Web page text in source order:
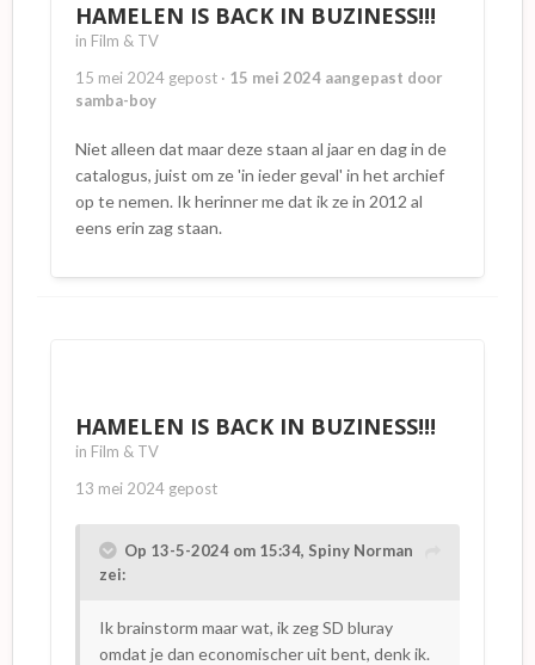
HAMELEN IS BACK IN BUZINESS!!!
in Film & TV
15 mei 2024 gepost · 15 mei 2024 aangepast door
samba-boy
Niet alleen dat maar deze staan al jaar en dag in de
catalogus, juist om ze 'in ieder geval' in het archief
op te nemen. Ik herinner me dat ik ze in 2012 al
eens erin zag staan.
HAMELEN IS BACK IN BUZINESS!!!
in Film & TV
13 mei 2024 gepost
Op 13-5-2024 om 15:34, Spiny Norman
zei:
Ik brainstorm maar wat, ik zeg SD bluray
omdat je dan economischer uit bent, denk ik.